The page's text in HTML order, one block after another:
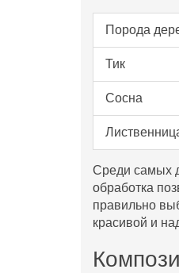
Порода
Тик
Сосна
Среди самых
обработка
правильно
красивой и